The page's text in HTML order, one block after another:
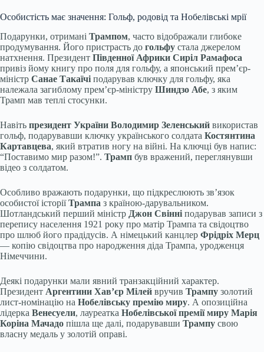
Особистість має значення: Гольф, родовід та Нобелівські мрії
Подарунки, отримані Трампом, часто відображали глибоке
продумування. Його пристрасть до гольфу стала джерелом
натхнення. Президент Південної Африки Сиріл Рамафоса
привіз йому книгу про поля для гольфу, а японський прем’єр-
міністр Санае Такаїчі подарував ключку для гольфу, яка
належала загиблому прем’єр-міністру Шиндзо Абе, з яким
Трамп мав теплі стосунки.
Навіть президент України Володимир Зеленський використав
гольф, подарувавши ключку українського солдата Костянтина
Картавцева, який втратив ногу на війні. На ключці був напис:
“Поставимо мир разом!”. Трамп був вражений, переглянувши
відео з солдатом.
Особливо вражають подарунки, що підкреслюють зв’язок
особистої історіїТрампа з країною-дарувальником.
Шотландський перший міністр Джон Свінні подарував записи з
перепису населення 1921 року про матір Трампа та свідоцтво
про шлюб його прадідусів. А німецький канцлер Фрідріх Мерц
— копію свідоцтва про народження діда Трампа, уродженця
Німеччини.
Деякі подарунки мали явний транзакційний характер.
Президент Аргентини Хав’єр Мілей вручив Трампу золотий
лист-номінацію на Нобелівську премію миру. А опозиційна
лідерка Венесуели, лауреатка Нобелівської премії миру Марія
Коріна Мачадо пішла ще далі, подарувавши Трампу свою
власну медаль у золотій оправі.